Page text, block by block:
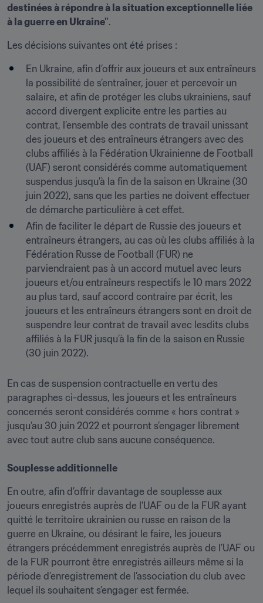
destinées à répondre à la situation exceptionnelle liée
à la guerre en Ukraine".
Les décisions suivantes ont été prises :
En Ukraine, afin d’offrir aux joueurs et aux entraîneurs
la possibilité de s’entraîner, jouer et percevoir un
salaire, et afin de protéger les clubs ukrainiens, sauf
accord divergent explicite entre les parties au
contrat, l’ensemble des contrats de travail unissant
des joueurs et des entraîneurs étrangers avec des
clubs affiliés à la Fédération Ukrainienne de Football
(UAF) seront considérés comme automatiquement
suspendus jusqu’à la fin de la saison en Ukraine (30
juin 2022), sans que les parties ne doivent effectuer
de démarche particulière à cet effet.
Afin de faciliter le départ de Russie des joueurs et
entraîneurs étrangers, au cas où les clubs affiliés à la
Fédération Russe de Football (FUR) ne
parviendraient pas à un accord mutuel avec leurs
joueurs et/ou entraîneurs respectifs le 10 mars 2022
au plus tard, sauf accord contraire par écrit, les
joueurs et les entraîneurs étrangers sont en droit de
suspendre leur contrat de travail avec lesdits clubs
affiliés à la FUR jusqu’à la fin de la saison en Russie
(30 juin 2022).
En cas de suspension contractuelle en vertu des
paragraphes ci-dessus, les joueurs et les entraîneurs
concernés seront considérés comme « hors contrat »
jusqu’au 30 juin 2022 et pourront s’engager librement
avec tout autre club sans aucune conséquence.
Souplesse additionnelle
En outre, afin d’offrir davantage de souplesse aux
joueurs enregistrés auprès de l’UAF ou de la FUR ayant
quitté le territoire ukrainien ou russe en raison de la
guerre en Ukraine, ou désirant le faire, les joueurs
étrangers précédemment enregistrés auprès de l’UAF ou
de la FUR pourront être enregistrés ailleurs même si la
période d’enregistrement de l’association du club avec
lequel ils souhaitent s’engager est fermée.